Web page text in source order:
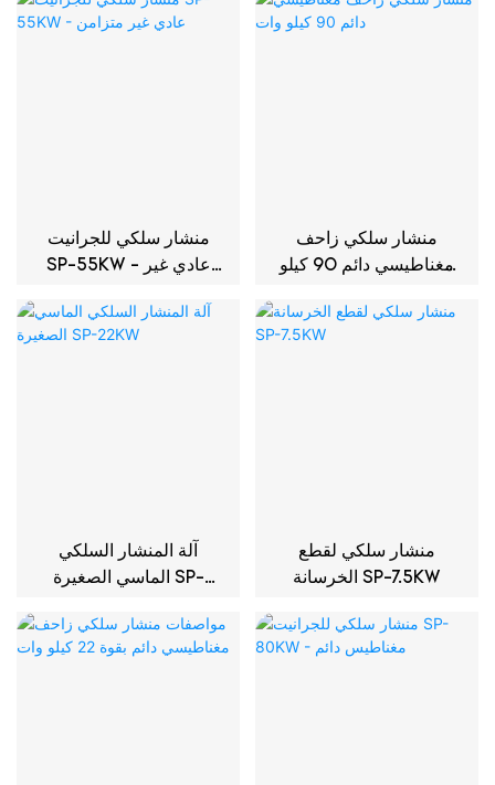
منشار سلكي للجرانيت
SP-55KW - عادي غير
منشار سلكي زاحف
مغناطيسي دائم 90 كيلو
آلة المنشار السلكي
الماسي الصغيرة SP-
منشار سلكي لقطع
الخرسانة SP-7.5KW